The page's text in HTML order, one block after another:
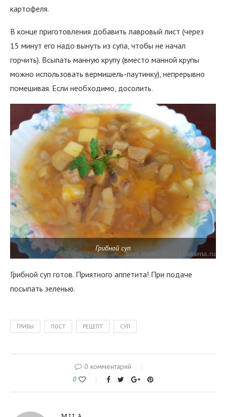
картофеля.
В конце приготовления добавить лавровый лист (через
15 минут его надо вынуть из супа, чтобы не начал
горчить). Всыпать манную крупу (вместо манной крупы
можно использовать вермишель-паутинку), непрерывно
помешивая. Если необходимо, досолить.
Грибной суп
Грибной суп готов. Приятного аппетита! При подаче
посыпать зеленью.
ГРИБЫ ПОСТ РЕЦЕПТ СУП
0 комментарий
0